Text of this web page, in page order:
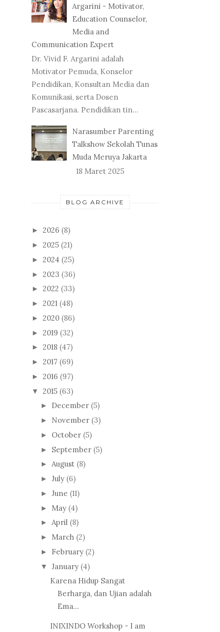
Argarini - Motivator,
Education Counselor,
Media and
Communication Expert
Dr. Vivid F. Argarini adalah
Motivator Pemuda, Konselor
Pendidikan, Konsultan Media dan
Komunikasi, serta Dosen
Pascasarjana. Pendidikan tin...
Narasumber Parenting
Talkshow Sekolah Tunas
Muda Meruya Jakarta
18 Maret 2025
BLOG ARCHIVE
► 2026 (8)
► 2025 (21)
► 2024 (25)
► 2023 (36)
► 2022 (33)
► 2021 (48)
► 2020 (86)
► 2019 (32)
► 2018 (47)
► 2017 (69)
► 2016 (97)
▼ 2015 (63)
► December (5)
► November (3)
► October (5)
► September (5)
► August (8)
► July (6)
► June (11)
► May (4)
► April (8)
► March (2)
► February (2)
▼ January (4)
Karena Hidup Sangat
Berharga, dan Ujian adalah
Ema...
INIXINDO Workshop - I am